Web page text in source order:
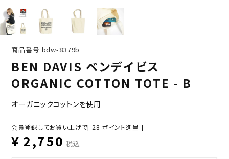
商品番号 bdw-8379b
BEN DAVIS ベンデイビス
ORGANIC COTTON TOTE - B
オーガニックコットンを使用
会員登録してお買い上げで[ 28 ポイント進呈 ]
¥ 2,750 税込